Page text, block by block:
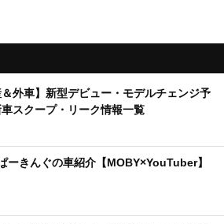
＆外車】新型デビュー・モデルチェンジ予
スクープ・リーク情報一覧
ーきんぐの車紹介【MOBY×YouTuber】